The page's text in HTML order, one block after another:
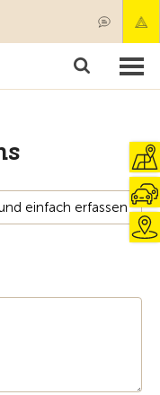
einfach erfassen